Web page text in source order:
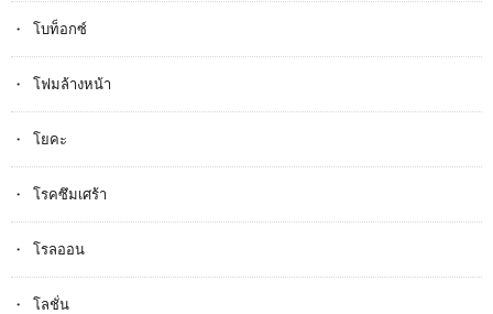
โบท็อกซ์
โฟมล้างหน้า
โยคะ
โรคซึมเศร้า
โรลออน
โลชั่น